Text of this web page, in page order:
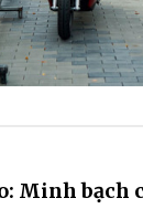
Minh bạch